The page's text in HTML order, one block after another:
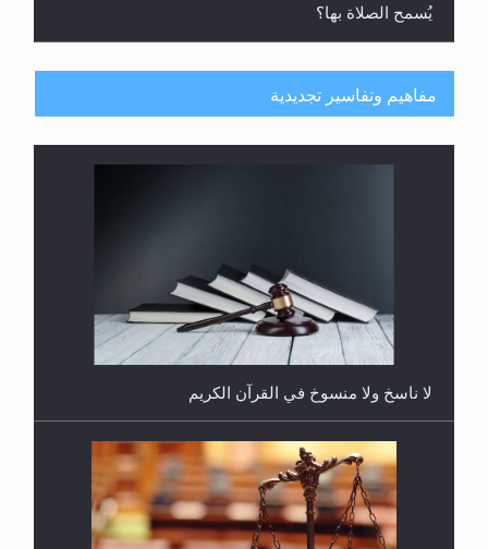
يُسمح الصلاة بها؟
هل يُحسب حول الزكاة وفق السنة الميلادية أو الهجرية؟
مفاهيم وتفاسير تجديدية
لا ناسخ ولا منسوخ في القرآن الكريم